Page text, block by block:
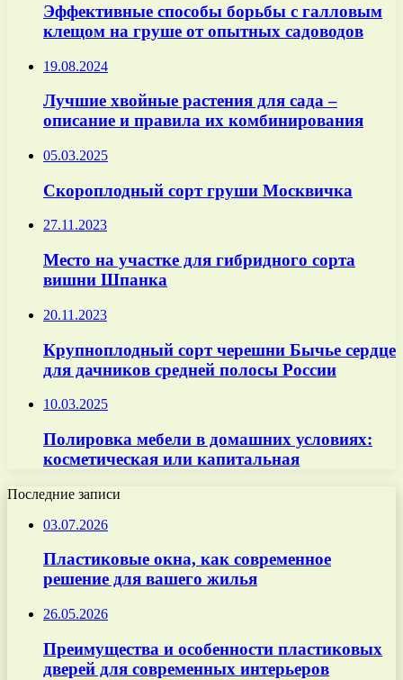
Эффективные способы борьбы с галловым
клещом на груше от опытных садоводов
19.08.2024
Лучшие хвойные растения для сада –
описание и правила их комбинирования
05.03.2025
Скороплодный сорт груши Москвичка
27.11.2023
Место на участке для гибридного сорта
вишни Шпанка
20.11.2023
Крупноплодный сорт черешни Бычье сердце
для дачников средней полосы России
10.03.2025
Полировка мебели в домашних условиях:
косметическая или капитальная
Последние записи
03.07.2026
Пластиковые окна, как современное
решение для вашего жилья
26.05.2026
Преимущества и особенности пластиковых
дверей для современных интерьеров